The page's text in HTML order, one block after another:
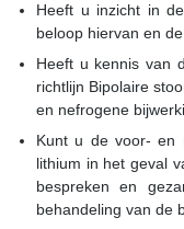
Heeft u inzicht in
beloop hiervan en
Heeft u kennis van
richtlijn Bipolaire
en nefrogene
Kunt u de voor- en
lithium in het geval
bespreken en
behandeling van de